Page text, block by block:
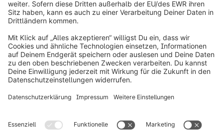
info@shopware.com
Produkt
Lösungen
Partner
Entwickler